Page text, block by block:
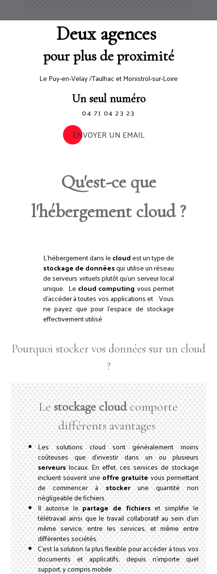
Deux agences
pour plus de proximité
Le Puy-en-Velay /Taulhac et Monistrol-sur-Loire
Un seul numéro
04 71 04 23 23
ENVOYER UN EMAIL
Qu'est-ce que
l'hébergement cloud ?
L'hébergement dans lecloudest un type de
stockage de donnéesqui utilise un réseau
de serveurs virtuels plutôt qu'un serveur local
unique. Lecloud computing vous permet
d'accéder à toutes vos applications et . Vous
ne payez que pour l'espace de stockage
effectivement utilisé
Pourquoi stocker vos données sur un cloud
?
Lestockage cloudcomporte
différents avantages
Les solutions cloud sont généralement moins
coûteuses que d'investir dans un ou plusieurs
serveurslocaux. En effet, ces services de stockage
incluent souvent uneoffre gratuitevous permettant
de commencer àstockerune quantité non
négligeable de fichiers.
Il autorise lepartage de fichierset simplifie le
télétravail ainsi que le travail collaboratif au sein d'un
même service, entre les services, et même entre
différentes sociétés.
C'est la solution la plus flexible pour accéder à tous vos
documents et applicatifs, depuis n'importe quel
support, y compris mobile.